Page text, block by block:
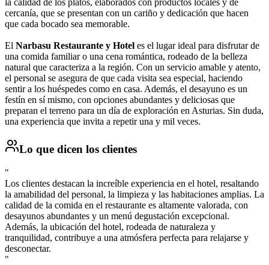
la calidad de los platos, elaborados con productos locales y de
cercanía, que se presentan con un cariño y dedicación que hacen
que cada bocado sea memorable.
El Narbasu Restaurante y Hotel es el lugar ideal para disfrutar de
una comida familiar o una cena romántica, rodeado de la belleza
natural que caracteriza a la región. Con un servicio amable y atento,
el personal se asegura de que cada visita sea especial, haciendo
sentir a los huéspedes como en casa. Además, el desayuno es un
festín en sí mismo, con opciones abundantes y deliciosas que
preparan el terreno para un día de exploración en Asturias. Sin duda,
una experiencia que invita a repetir una y mil veces.
Lo que dicen los clientes
"
Los clientes destacan la increíble experiencia en el hotel, resaltando
la amabilidad del personal, la limpieza y las habitaciones amplias. La
calidad de la comida en el restaurante es altamente valorada, con
desayunos abundantes y un menú degustación excepcional.
Además, la ubicación del hotel, rodeada de naturaleza y
tranquilidad, contribuye a una atmósfera perfecta para relajarse y
desconectar.
"